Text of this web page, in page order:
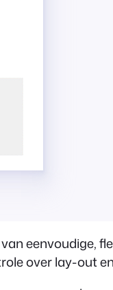
eenvoudige,
over lay-out